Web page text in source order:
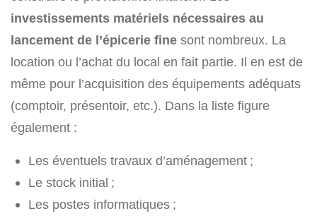
investissements matériels nécessaires au
lancement de l’épicerie fine sont nombreux. La
location ou l’achat du local en fait partie. Il en est de
même pour l’acquisition des équipements adéquats
(comptoir, présentoir, etc.). Dans la liste figure
également :
Les éventuels travaux d’aménagement ;
Le stock initial ;
Les postes informatiques ;